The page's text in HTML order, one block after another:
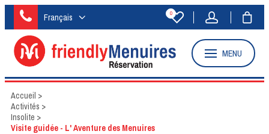
Français 0
MENU
Accueil >
Activités >
Insolite >
Visite guidée - L' Aventure des Menuires